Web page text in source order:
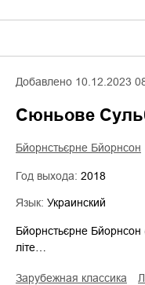
Добавлено 10.12.2023
Сюньове
Бйорнстьєрне Бйорнсон
Год выхода: 2018
Язык: Украинский
Бйорнстьєрне Бйорнсон
літе…
зарубежная классика